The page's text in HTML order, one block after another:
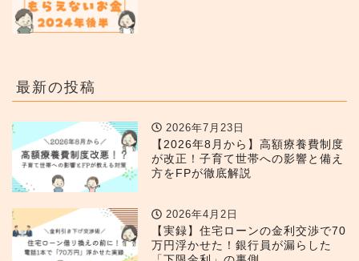
最新の投稿
2026年7月23日
【2026年8月から】高額療養費制度
が改正！子育て世帯への影響と備え
方をFPが徹底解説
2026年4月2日
【実録】住宅ローンの金利交渉で70
万円浮かせた！銀行員が漏らした